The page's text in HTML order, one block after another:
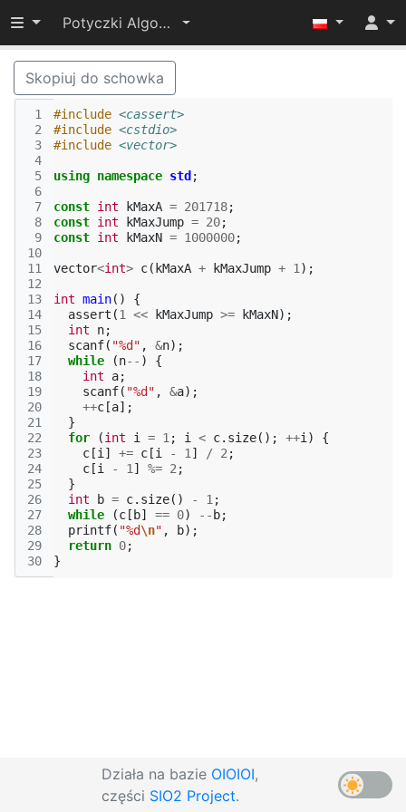
Przełącz widoczność menu
Potyczki Algorytmiczne 2017
Skopiuj do schowka
1
2
3
4
5
6
7
8
9
10
11
12
13
14
15
16
17
18
19
20
21
22
23
24
25
26
27
28
29
30
#include <cassert>
#include <cstdio>
#include <vector>
using namespace std ;
const int kMaxA = 201718;
const int kMaxJump = 20;
const int kMaxN = 1000000;
vector<int> c( kMaxA + kMaxJump + 1 );
int main()
{
assert (1 << kMaxJump >= kMaxN);
int
n;
scanf( "%d" , &n);
while
(n-- )
{
int
a;
scanf( "%d" , &a);
++c [a];
}
for
(int i = 1 ; i < c. size(); ++i )
{
c [i ] += c [i - 1 ] / 2 ;
c [i - 1 ] %= 2 ;
}
int
b = c. size() - 1 ;
while
(c [ b] == 0) -- b;
printf( "%d\n" , b);
return 0;
}
Działa na bazie OIOIOI,
części SIO2 Project.